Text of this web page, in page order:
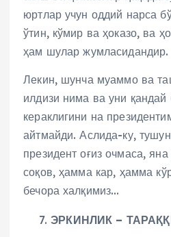
юртлар учун оддий нарса
ўтин, кўмир ва ҳоказо, ва
ҳам шулар жумласидандир.
Лекин, шунча муаммо ва
илдизи нима ва уни
кераклигини на
айтмайди. Аслида-ку,
президент оғиз очмаса,
соқов, ҳамма кар, ҳамма
бечора халқимиз…
ЭРКИНЛИК –